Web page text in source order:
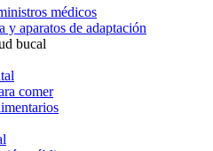
médicos
y aparatos de adaptación
bucal
comer